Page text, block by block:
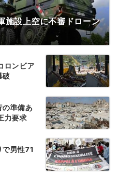
施設上空に不審ドローン
ロンビア
破
の準備あ
力要求
で男性71